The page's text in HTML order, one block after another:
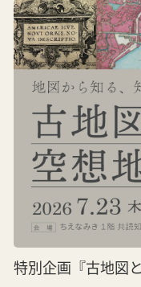
特別企画『古地図